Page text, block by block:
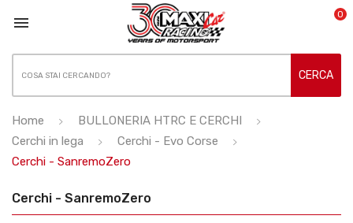
 0
CERCA
Home
BULLONERIA HTRC E CERCHI
Cerchi in lega
Cerchi - Evo Corse
Cerchi - SanremoZero
Cerchi - SanremoZero